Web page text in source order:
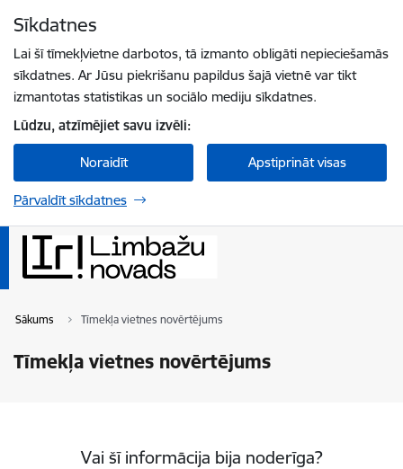
Sīkdatnes
Lai šī tīmekļvietne darbotos, tā izmanto obligāti nepieciešamās
sīkdatnes. Ar Jūsu piekrišanu papildus šajā vietnē var tikt
izmantotas statistikas un sociālo mediju sīkdatnes.
Lūdzu, atzīmējiet savu izvēli:
Noraidīt Apstiprināt visas
Pārvaldīt sīkdatnes
Sākums Tīmekļa vietnes novērtējums
Tīmekļa vietnes novērtējums
Vai šī informācija bija noderīga?